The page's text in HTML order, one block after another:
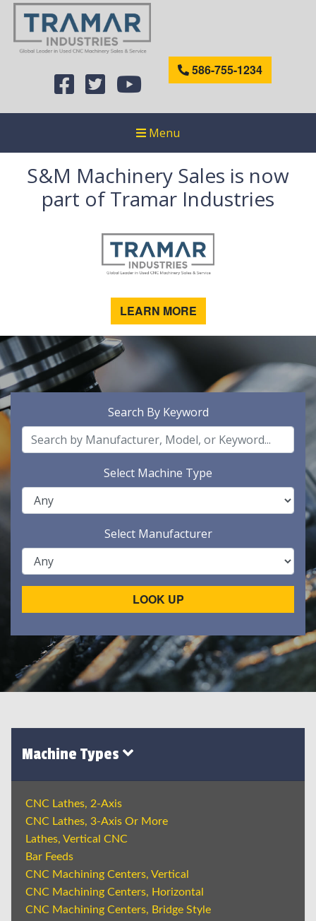
586-755-1234
Menu
S&M Machinery Sales is now
part of Tramar Industries
LEARN MORE
Search By Keyword
Select Machine Type
Select Manufacturer
LOOK UP
Machine Types
CNC Lathes, 2-Axis
CNC Lathes, 3-Axis Or More
Lathes, Vertical CNC
Bar Feeds
CNC Machining Centers, Vertical
CNC Machining Centers, Horizontal
CNC Machining Centers, Bridge Style